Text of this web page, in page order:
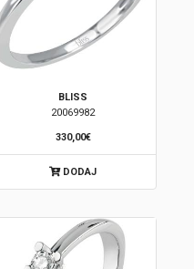
BLISS
20069982
330,00€
DODAJ